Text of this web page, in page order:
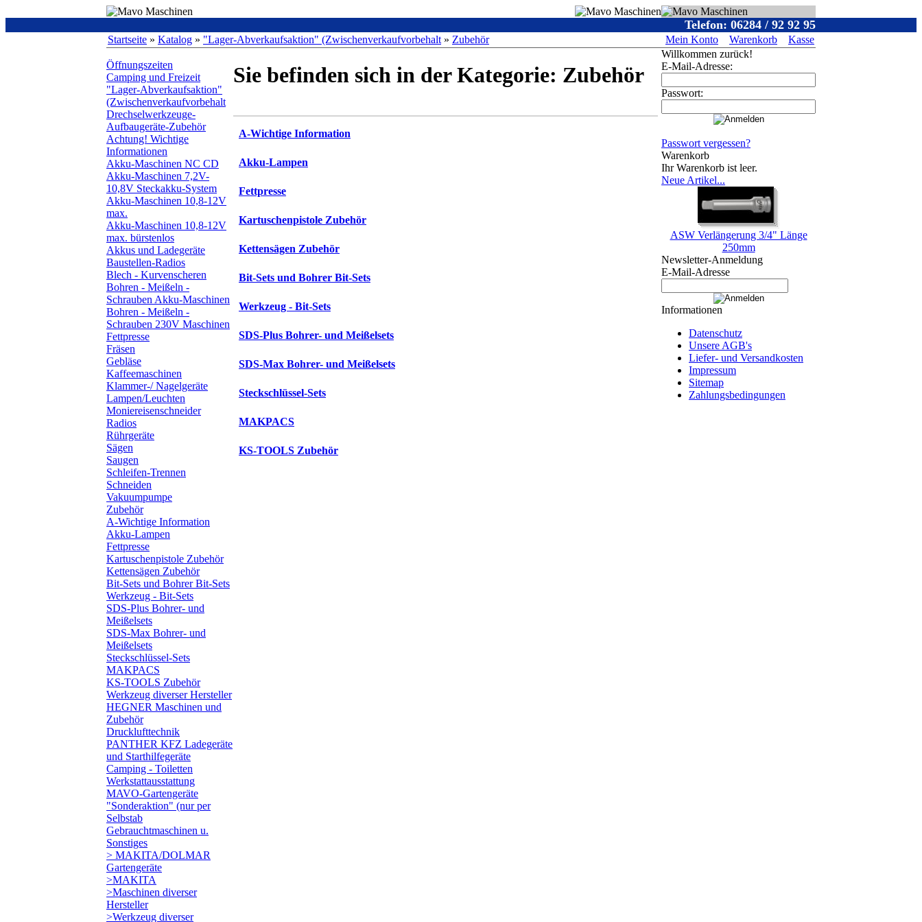
Telefon: 06284 / 92 92 95
Startseite » Katalog » "Lager-Abverkaufsaktion" (Zwischenverkaufvorbehalt » Zubehör Mein Konto Warenkorb Kasse
Öffnungszeiten
Camping und Freizeit
"Lager-Abverkaufsaktion"
(Zwischenverkaufvorbehalt
Drechselwerkzeuge-
Aufbaugeräte-Zubehör
Achtung! Wichtige
Informationen
Akku-Maschinen NC CD
Akku-Maschinen 7,2V-
10,8V Steckakku-System
Akku-Maschinen 10,8-12V
max.
Akku-Maschinen 10,8-12V
max. bürstenlos
Akkus und Ladegeräte
Baustellen-Radios
Blech - Kurvenscheren
Bohren - Meißeln -
Schrauben Akku-Maschinen
Bohren - Meißeln -
Schrauben 230V Maschinen
Fettpresse
Fräsen
Gebläse
Kaffeemaschinen
Klammer-/ Nagelgeräte
Lampen/Leuchten
Moniereisenschneider
Radios
Rührgeräte
Sägen
Saugen
Schleifen-Trennen
Schneiden
Vakuumpumpe
Zubehör
A-Wichtige Information
Akku-Lampen
Fettpresse
Kartuschenpistole Zubehör
Kettensägen Zubehör
Bit-Sets und Bohrer Bit-Sets
Werkzeug - Bit-Sets
SDS-Plus Bohrer- und
Meißelsets
SDS-Max Bohrer- und
Meißelsets
Steckschlüssel-Sets
MAKPACS
KS-TOOLS Zubehör
Werkzeug diverser Hersteller
HEGNER Maschinen und
Zubehör
Drucklufttechnik
PANTHER KFZ Ladegeräte
und Starthilfegeräte
Camping - Toiletten
Werkstattausstattung
MAVO-Gartengeräte
"Sonderaktion" (nur per
Selbstab
Gebrauchtmaschinen u.
Sonstiges
> MAKITA/DOLMAR
Gartengeräte
>MAKITA
>Maschinen diverser
Hersteller
>Werkzeug diverser
Sie befinden sich in der Kategorie: Zubehör
A-Wichtige Information
Akku-Lampen
Fettpresse
Kartuschenpistole Zubehör
Kettensägen Zubehör
Bit-Sets und Bohrer Bit-Sets
Werkzeug - Bit-Sets
SDS-Plus Bohrer- und Meißelsets
SDS-Max Bohrer- und Meißelsets
Steckschlüssel-Sets
MAKPACS
KS-TOOLS Zubehör
Willkommen zurück!
E-Mail-Adresse:
Passwort:
Passwort vergessen?
Warenkorb
Ihr Warenkorb ist leer.
Neue Artikel...
ASW Verlängerung 3/4" Länge
250mm
Newsletter-Anmeldung
E-Mail-Adresse
Informationen
Datenschutz
Unsere AGB's
Liefer- und Versandkosten
Impressum
Sitemap
Zahlungsbedingungen